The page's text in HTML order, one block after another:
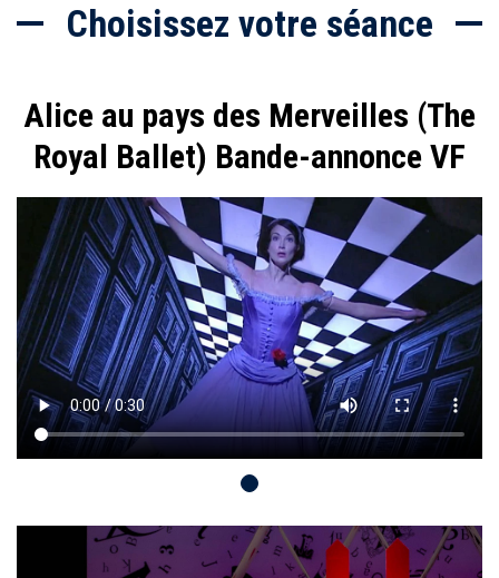
Choisissez votre séance
Alice au pays des Merveilles (The
Royal Ballet) Bande-annonce VF